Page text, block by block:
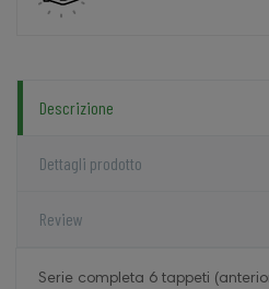
Descrizione
Dettagli prodotto
Review
Serie completa 6 tappeti